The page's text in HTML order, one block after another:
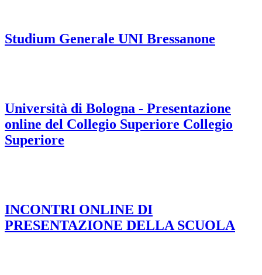
Studium Generale UNI Bressanone
Università di Bologna - Presentazione
online del Collegio Superiore Collegio
Superiore
INCONTRI ONLINE DI
PRESENTAZIONE DELLA SCUOLA